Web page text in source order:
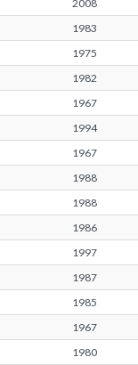
2008
1983
1975
1982
1967
1994
1967
1988
1988
1986
1997
1987
1985
1967
1980